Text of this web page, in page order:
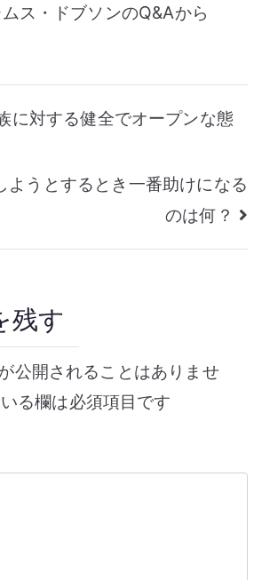
ス・ドブソンのQ&Aから
に対する健全でオープンな態
ようとするとき一番助けになる
のは何？
残す
公開されることはありませ
る欄は必須項目です